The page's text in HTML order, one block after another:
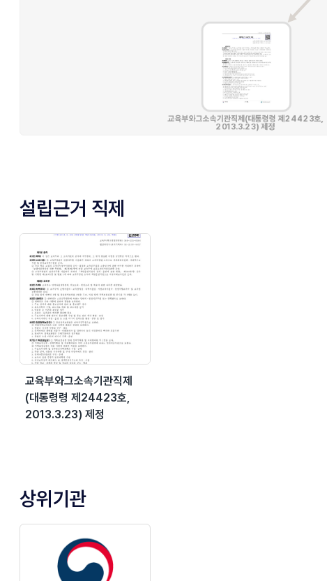
설립근거 직제
교육부와그소속기관직제
(대통령령 제24423호,
2013.3.23) 제정
상위기관